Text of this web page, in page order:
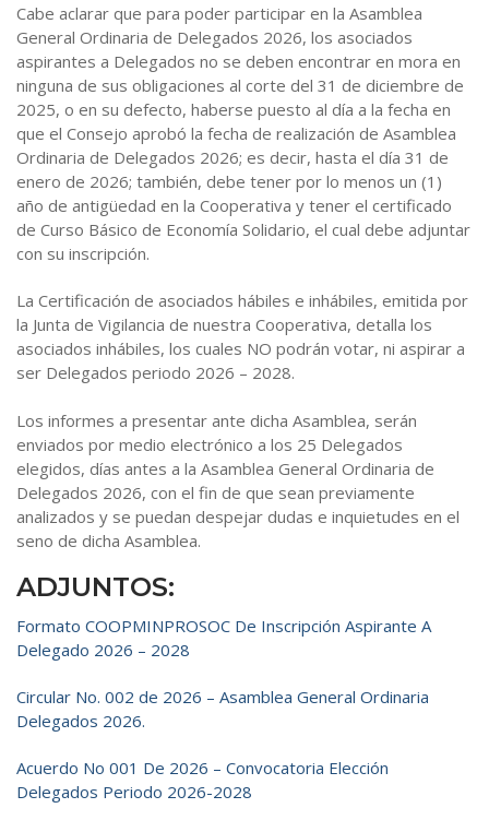
Cabe aclarar que para poder participar en la Asamblea
General Ordinaria de Delegados 2026, los asociados
aspirantes a Delegados no se deben encontrar en mora en
ninguna de sus obligaciones al corte del 31 de diciembre de
2025, o en su defecto, haberse puesto al día a la fecha en
que el Consejo aprobó la fecha de realización de Asamblea
Ordinaria de Delegados 2026; es decir, hasta el día 31 de
enero de 2026; también, debe tener por lo menos un (1)
año de antigüedad en la Cooperativa y tener el certificado
de Curso Básico de Economía Solidario, el cual debe adjuntar
con su inscripción.
La Certificación de asociados hábiles e inhábiles, emitida por
la Junta de Vigilancia de nuestra Cooperativa, detalla los
asociados inhábiles, los cuales NO podrán votar, ni aspirar a
ser Delegados periodo 2026 – 2028.
Los informes a presentar ante dicha Asamblea, serán
enviados por medio electrónico a los 25 Delegados
elegidos, días antes a la Asamblea General Ordinaria de
Delegados 2026, con el fin de que sean previamente
analizados y se puedan despejar dudas e inquietudes en el
seno de dicha Asamblea.
ADJUNTOS:
Formato COOPMINPROSOC De Inscripción Aspirante A
Delegado 2026 – 2028
Circular No. 002 de 2026 – Asamblea General Ordinaria
Delegados 2026.
Acuerdo No 001 De 2026 – Convocatoria Elección
Delegados Periodo 2026-2028